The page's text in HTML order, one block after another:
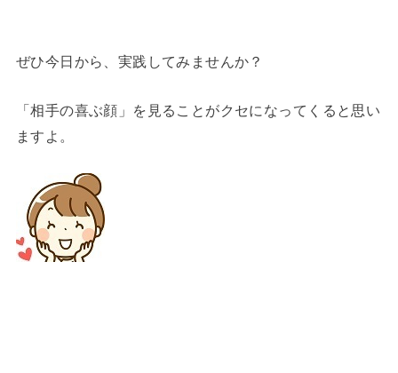
ぜひ今日から、実践してみませんか？
「相手の喜ぶ顔」を見ることがクセになってくると思い
ますよ。